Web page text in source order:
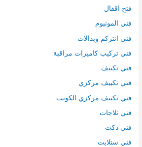
فتح اقفال
فني المونيوم
فني انتركم وبدالات
فني تركيب كاميرات مراقبة
فني تكييف
فني تكييف مركزي
فني تكييف مركزي الكويت
فني ثلاجات
فني دكت
فني ستلايت